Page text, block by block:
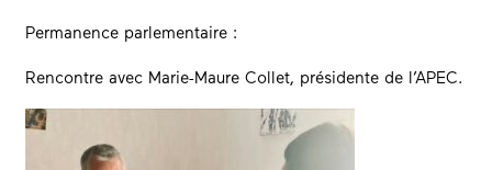
Permanence parlementaire :
Rencontre avec Marie-Maure Collet, présidente de l’APEC.